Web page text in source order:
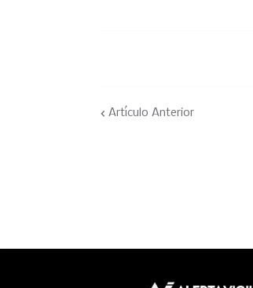
Artículo Anterior